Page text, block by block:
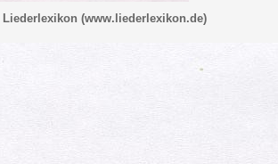
(www.liederlexikon.de)